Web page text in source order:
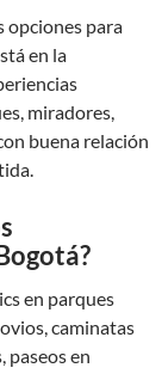
opciones para
en la
miradores,
buena relación
en parques
caminatas
paseos en